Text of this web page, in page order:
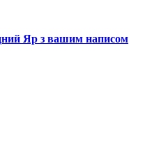
Яр з вашим написом